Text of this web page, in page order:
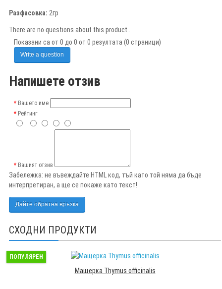
Разфасовка: 2гр
There are no questions about this product..
Показани са от 0 до 0 от 0 резултата (0 страници)
Write a question
Напишете отзив
Вашето име
Рейтинг
Вашият отзив
Забележка: не въвеждайте HTML код, тъй като той няма да бъде
интерпретиран, а ще се покаже като текст!
Дайте обратна връзка
СХОДНИ ПРОДУКТИ
ПОПУЛЯРЕН
Мащерка Thymus officinalis